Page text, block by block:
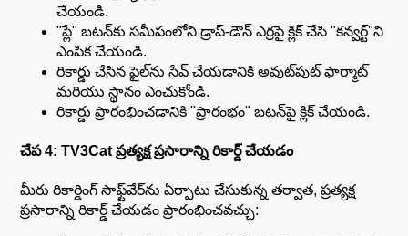
చేయండి.
"ప్లే" బటన్‌కు సమీపంలోని డ్రాప్-డౌన్ ఎర్రపై క్లిక్ చేసి "కన్వర్ట్"ని
ఎంపిక చేయండి.
రికార్డు చేసిన ఫైల్‌ను సేవ్ చేయడానికి అవుట్‌పుట్ ఫార్మాట్
మరియు స్థానం ఎంచుకోండి.
రికార్డు ప్రారంభించడానికి "ప్రారంభం" బటన్‌పై క్లిక్ చేయండి.
చేప 4: TV3Cat ప్రత్యక్ష ప్రసారాన్ని రికార్డ్ చేయడం
మీరు రికార్డింగ్ సాఫ్ట్‌వేర్‌ను ఏర్పాటు చేసుకున్న తర్వాత, ప్రత్యక్ష
ప్రసారాన్ని రికార్డ్ చేయడం ప్రారంభించవచ్చు: